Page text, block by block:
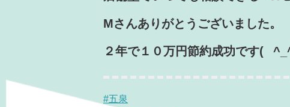
Mさんありがとうございました。
２年で１０万円節約成功です(
#五泉